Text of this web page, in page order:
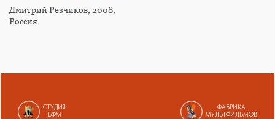
Дмитрий Резчиков, 2008,
Россия
СТУДИЯ
БФМ
ФАБРИКА
МУЛЬТФИЛЬМОВ